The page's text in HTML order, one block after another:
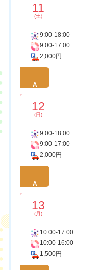
11
(土)
9:00-18:00
9:00-17:00
2,000円
A
12
(日)
9:00-18:00
9:00-17:00
2,000円
A
13
(月)
10:00-17:00
10:00-16:00
1,500円